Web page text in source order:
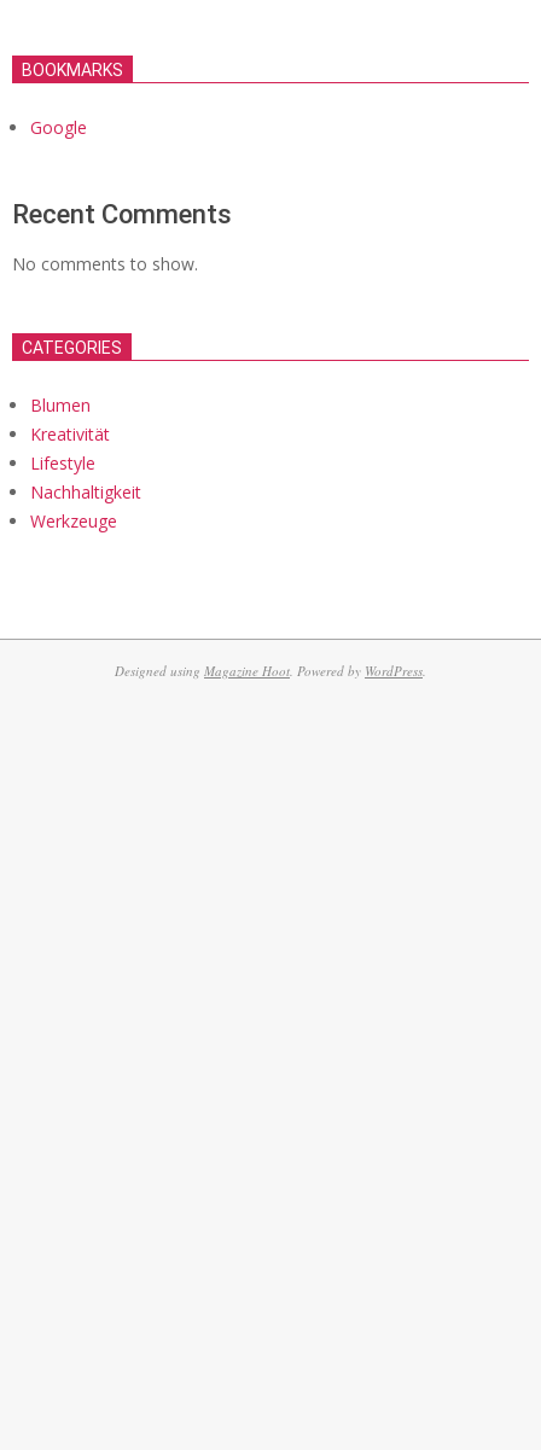
BOOKMARKS
Google
Recent Comments
No comments to show.
CATEGORIES
Blumen
Kreativität
Lifestyle
Nachhaltigkeit
Werkzeuge
Designed using Magazine Hoot. Powered by WordPress.